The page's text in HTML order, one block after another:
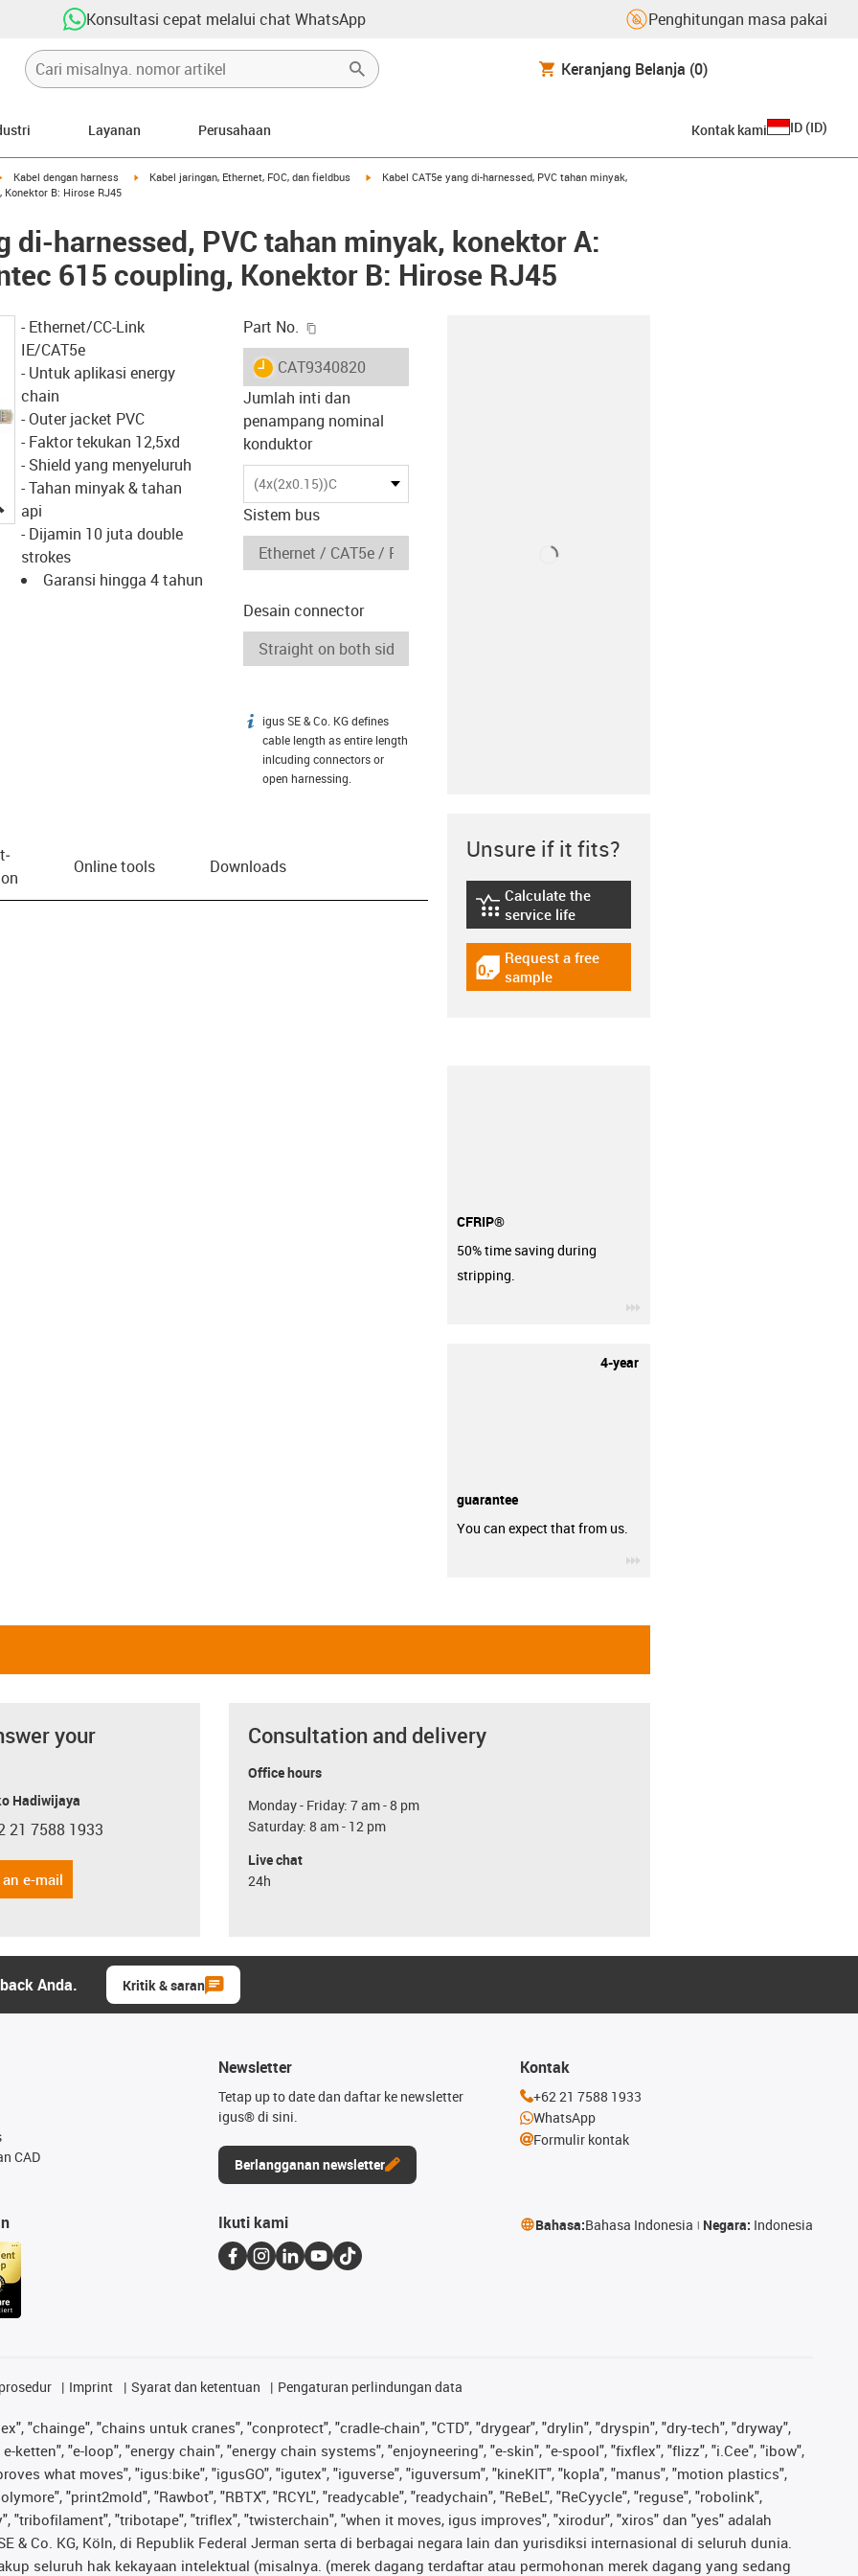
Konsultasi cepat melalui chat WhatsApp Penghitungan masa pakai
Keranjang Belanja (0)
Layanan Perusahaan Kontak kami ID (ID)
igus-icon-arrow-right
Kabel dengan harness igus-icon-arrow-right
Kabel jaringan, Ethernet, FOC, dan fieldbus igus-icon-arrow-right
Kabel CAT5e yang di-harnessed, PVC tahan minyak,
B: Hirose RJ45
di-harnessed, PVC tahan minyak, konektor A:
615 coupling, Konektor B: Hirose RJ45
igus-icon-lupe
- Ethernet/CC-Link
IE/CAT5e
- Untuk aplikasi energy
chain
- Outer jacket PVC
- Faktor tekukan 12,5xd
- Shield yang menyeluruh
- Tahan minyak & tahan
api
- Dijamin 10 juta double
strokes
Garansi hingga 4 tahun
Part No.
igus-icon-lieferzeit
CAT9340820
Jumlah inti dan
penampang nominal
konduktor
(4x(2x0.15))C
Sistem bus
Desain connector
igus-icon-info
igus SE & Co. KG defines
cable length as entire length
inlcuding connectors or
open harnessing.
Online tools Downloads
Unsure if it fits?
igus-icon-lebensdauerrechner
Calculate the
service life
igus-icon-gratismuster
Request a free
sample
CFRIP®
50% time saving during
stripping.
4-year
guarantee
You can expect that from us.
your
Hadiwijaya
phone
21 7588 1933
e-mail
Consultation and delivery
Office hours
Monday - Friday: 7 am - 8 pm
Saturday: 8 am - 12 pm
Live chat
24h
Anda. Kritik & saran
CAD
Newsletter
Tetap up to date dan daftar ke newsletter
igus® di sini.
Berlangganan newsletter
Kontak
+62 21 7588 1933
WhatsApp
Formulir kontak
Ikuti kami Bahasa:Bahasa Indonesia Negara: Indonesia
Imprint Syarat dan ketentuan Pengaturan perlindungan data
"chainge", "chains untuk cranes", "conprotect", "cradle-chain", "CTD", "drygear", "drylin", "dryspin", "dry-tech", "dryway",
ketten", "e-loop", "energy chain", "energy chain systems", "enjoyneering", "e-skin", "e-spool", "fixflex", "flizz", "i.Cee", "ibow",
what moves", "igus:bike", "igusGO", "igutex", "iguverse", "iguversum", "kineKIT", "kopla", "manus", "motion plastics",
"print2mold", "Rawbot", "RBTX", "RCYL", "readycable", "readychain", "ReBeL", "ReCyycle", "reguse", "robolink",
"tribofilament", "tribotape", "triflex", "twisterchain", "when it moves, igus improves", "xirodur", "xiros" dan "yes" adalah
Co. KG, Köln, di Republik Federal Jerman serta di berbagai negara lain dan yurisdiksi internasional di seluruh dunia.
seluruh hak kekayaan intelektual (misalnya. (merek dagang terdaftar atau permohonan merek dagang yang sedang